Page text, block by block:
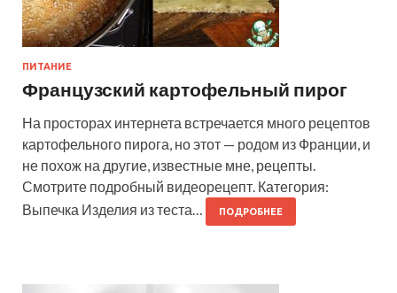
ПИТАНИЕ
Французский картофельный пирог
На просторах интернета встречается много рецептов
картофельного пирога, но этот — родом из Франции, и
не похож на другие, известные мне, рецепты.
Смотрите подробный видеорецепт. Категория:
Выпечка Изделия из теста…
ПОДРОБНЕЕ